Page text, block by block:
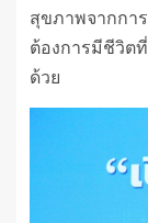
สุขภาพจากกา
ต้องการมีชีวิต
ด้วย